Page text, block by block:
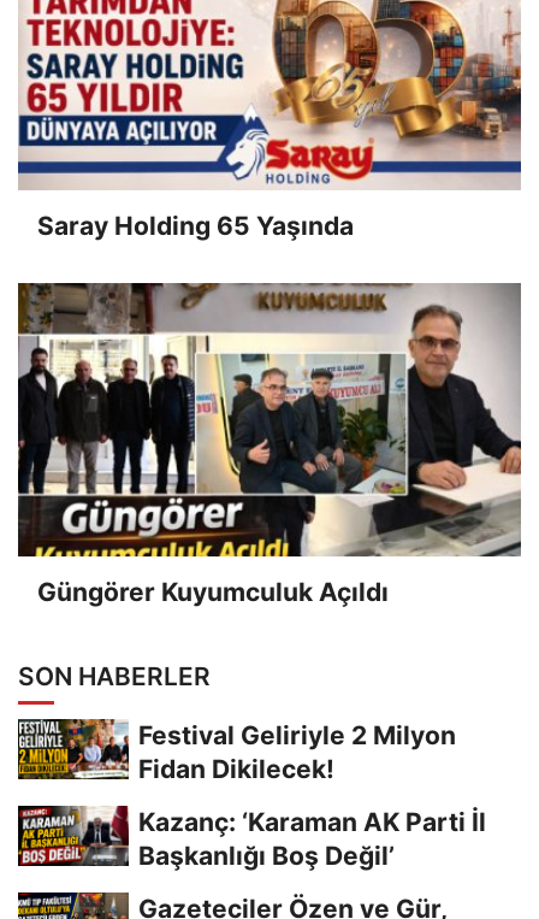
Saray Holding 65 Yaşında
Güngörer Kuyumculuk Açıldı
SON HABERLER
Festival Geliriyle 2 Milyon
Fidan Dikilecek!
Kazanç: ‘Karaman AK Parti İl
Başkanlığı Boş Değil’
Gazeteciler Özen ve Gür,